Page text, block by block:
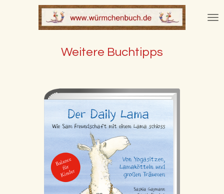
Hauptinhalt
Weitere Buchtipps